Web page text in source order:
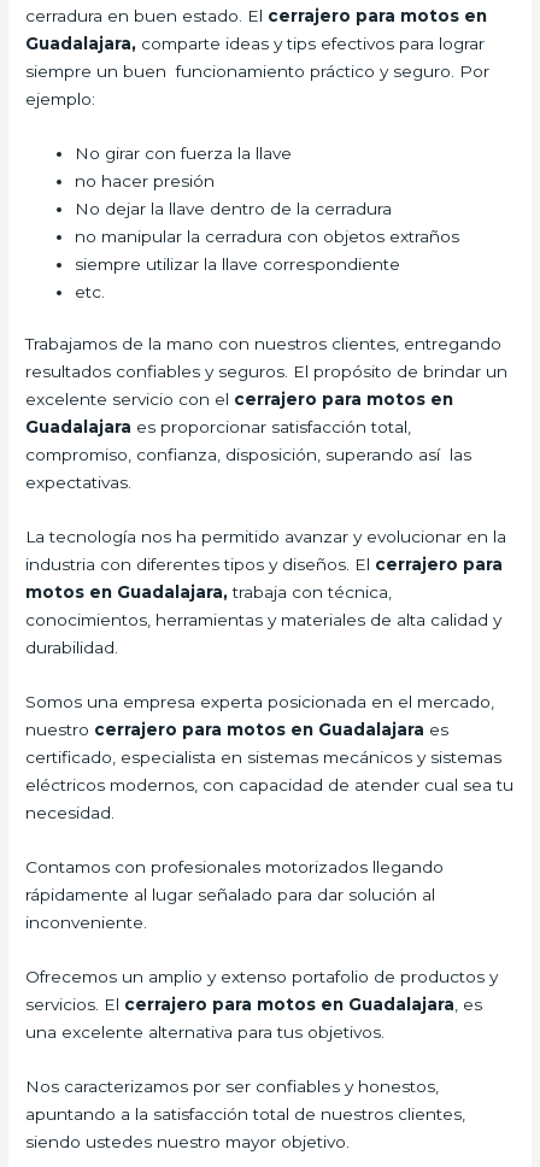
cerradura en buen estado. El cerrajero para motos en
Guadalajara, comparte ideas y tips efectivos para lograr
siempre un buen funcionamiento práctico y seguro. Por
ejemplo:
No girar con fuerza la llave
no hacer presión
No dejar la llave dentro de la cerradura
no manipular la cerradura con objetos extraños
siempre utilizar la llave correspondiente
etc.
Trabajamos de la mano con nuestros clientes, entregando
resultados confiables y seguros. El propósito de brindar un
excelente servicio con el cerrajero para motos en
Guadalajara es proporcionar satisfacción total,
compromiso, confianza, disposición, superando así las
expectativas.
La tecnología nos ha permitido avanzar y evolucionar en la
industria con diferentes tipos y diseños. El cerrajero para
motos en Guadalajara,trabaja con técnica,
conocimientos, herramientas y materiales de alta calidad y
durabilidad.
Somos una empresa experta posicionada en el mercado,
nuestro cerrajero para motos en Guadalajara es
certificado, especialista en sistemas mecánicos y sistemas
eléctricos modernos, con capacidad de atender cual sea tu
necesidad.
Contamos con profesionales motorizados llegando
rápidamente al lugar señalado para dar solución al
inconveniente.
Ofrecemos un amplio y extenso portafolio de productos y
servicios. El cerrajero para motos en Guadalajara , es
una excelente alternativa para tus objetivos.
Nos caracterizamos por ser confiables y honestos,
apuntando a la satisfacción total de nuestros clientes,
siendo ustedes nuestro mayor objetivo.